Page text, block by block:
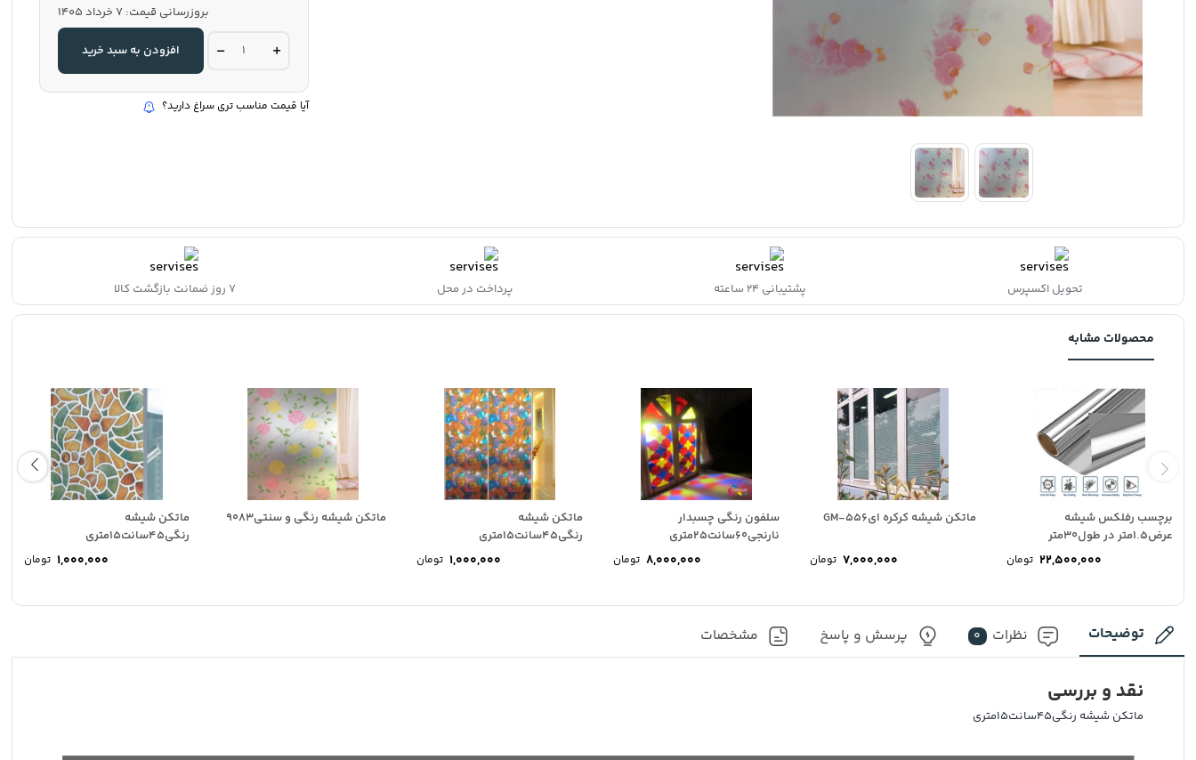
بروزرسانی قیمت: 7 خرداد 1405
ماتکن
شیشه
رنگی45سانت15متری
quantity
افزودن به سبد خرید
آیا قیمت مناسب تری سراغ دارید؟
تحویل اکسپرس پشتیبانی ۲۴ ساعته پرداخت در محل ۷ روز ضمانت بازگشت کالا
محصولات مشابه
برچسب رفلکس شیشه
عرض1.5متر در طول30متر
22,500,000 تومان
ماتکن شیشه کرکره ایGM-556
7,000,000 تومان
سلفون رنگی چسبدار
نارنجی60سانت25متری
8,000,000 تومان
ماتکن شیشه
رنگی45سانت15متری
1,000,000 تومان
ماتکن شیشه رنگی و سنتی9083
ماتکن شیشه
رنگی45سانت15متری
1,000,000 تومان
توضیحات نظرات 0 پرسش و پاسخ مشخصات
نقد و بررسی
ماتکن شیشه رنگی45سانت15متری